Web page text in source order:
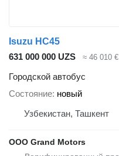
Isuzu HC45
631 000 000 UZS
≈ 46 010 €
Городской автобус
Состояние новый
Узбекистан, Ташкент
OOO Grand Motors